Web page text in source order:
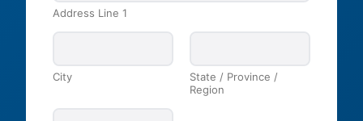
o
n
e
t
r
p
Address Line 1
City
State / Province /
Region